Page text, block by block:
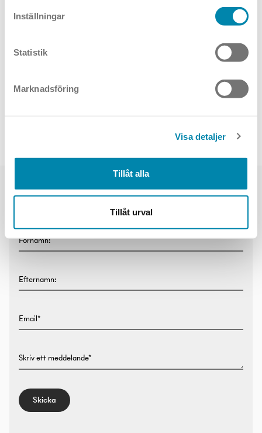
Inställningar
Statistik
Marknadsföring
Visa detaljer
Tillåt alla
Tillåt urval
Har du frågor om produkten? Skriv till oss.
Förnamn:
Efternamn:
Email*
Skriv ett meddelande*
Skicka